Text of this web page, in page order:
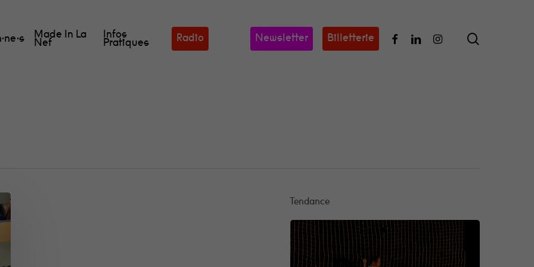
fermer
Made In La
Nef
Infos
Pratiques Radio Newsletter Billetterie FacebookLinkedinInstagram
Tendance